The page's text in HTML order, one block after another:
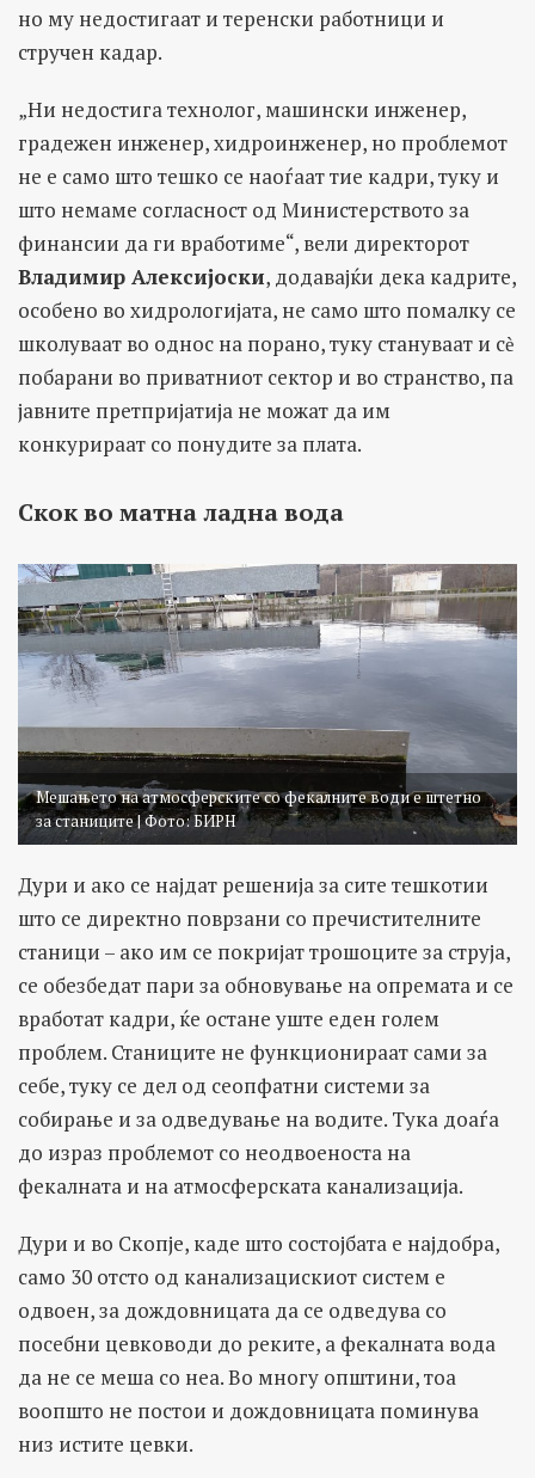
но му недостигаат и теренски работници и
стручен кадар.
„Ни недостига технолог, машински инженер,
градежен инженер, хидроинженер, но проблемот
не е само што тешко се наоѓаат тие кадри, туку и
што немаме согласност од Министерството за
финансии да ги вработиме“, вели директорот
Владимир Алексијоски, додавајќи дека кадрите,
особено во хидрологијата, не само што помалку се
школуваат во однос на порано, туку стануваат и сѐ
побарани во приватниот сектор и во странство, па
јавните претпријатија не можат да им
конкурираат со понудите за плата.
Скок во матна ладна вода
Мешањето на атмосферските со фекалните води е штетно
за станиците | Фото: БИРН
Дури и ако се најдат решенија за сите тешкотии
што се директно поврзани со пречистителните
станици – ако им се покријат трошоците за струја,
се обезбедат пари за обновување на опремата и се
вработат кадри, ќе остане уште еден голем
проблем. Станиците не функционираат сами за
себе, туку се дел од сеопфатни системи за
собирање и за одведување на водите. Тука доаѓа
до израз проблемот со неодвоеноста на
фекалната и на атмосферската канализација.
Дури и во Скопје, каде што состојбата е најдобра,
само 30 отсто од канализацискиот систем е
одвоен, за дождовницата да се одведува со
посебни цевководи до реките, а фекалната вода
да не се меша со неа. Во многу општини, тоа
воопшто не постои и дождовницата поминува
низ истите цевки.